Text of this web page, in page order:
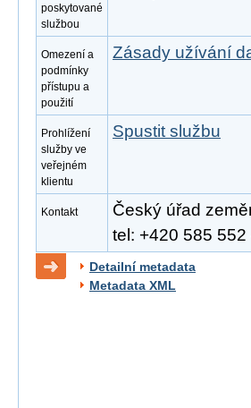
poskytované
službou
Omezení a
podmínky
přístupu a
použití
Zásady užívání
Prohlížení
služby ve
veřejném
klientu
Spustit službu
Kontakt
Český úřad
tel: +420 585 552
Detailní metadata
Metadata XML